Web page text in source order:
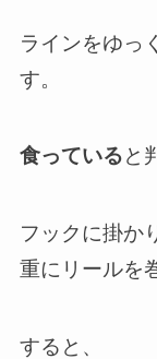
ラインをゆっ
す。
食っていると
フックに掛か
重にリールを
すると、